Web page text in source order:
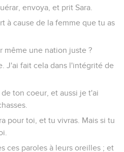
envoya, et prit Sara.
à cause de la femme que tu as
même une nation juste ?
J'ai fait cela dans l'intégrité de
ton coeur, et aussi je t'ai
pour toi, et tu vivras. Mais si tu
ces paroles à leurs oreilles ; et